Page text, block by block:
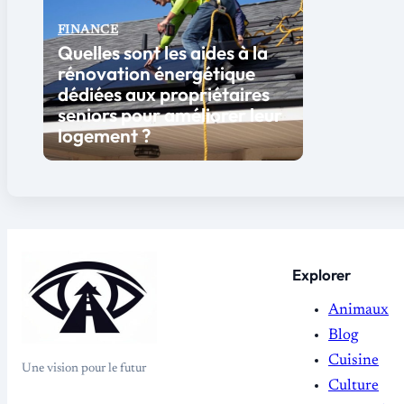
FINANCE
Quelles sont les aides à la
rénovation énergétique
dédiées aux propriétaires
seniors pour améliorer leur
logement ?
Une vision pour le futur
Explorer
Animaux
Blog
Cuisine
Culture